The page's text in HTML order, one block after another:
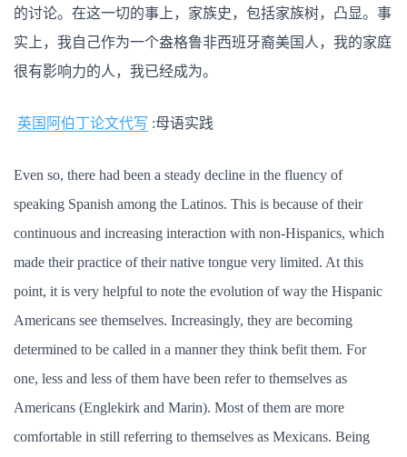
的讨论。在这一切的事上，家族史，包括家族树，凸显。事
实上，我自己作为一个盎格鲁非西班牙裔美国人，我的家庭
很有影响力的人，我已经成为。
英国阿伯丁论文代写 :母语实践
Even so, there had been a steady decline in the fluency of
speaking Spanish among the Latinos. This is because of their
continuous and increasing interaction with non-Hispanics, which
made their practice of their native tongue very limited. At this
point, it is very helpful to note the evolution of way the Hispanic
Americans see themselves. Increasingly, they are becoming
determined to be called in a manner they think befit them. For
one, less and less of them have been refer to themselves as
Americans (Englekirk and Marin). Most of them are more
comfortable in still referring to themselves as Mexicans. Being